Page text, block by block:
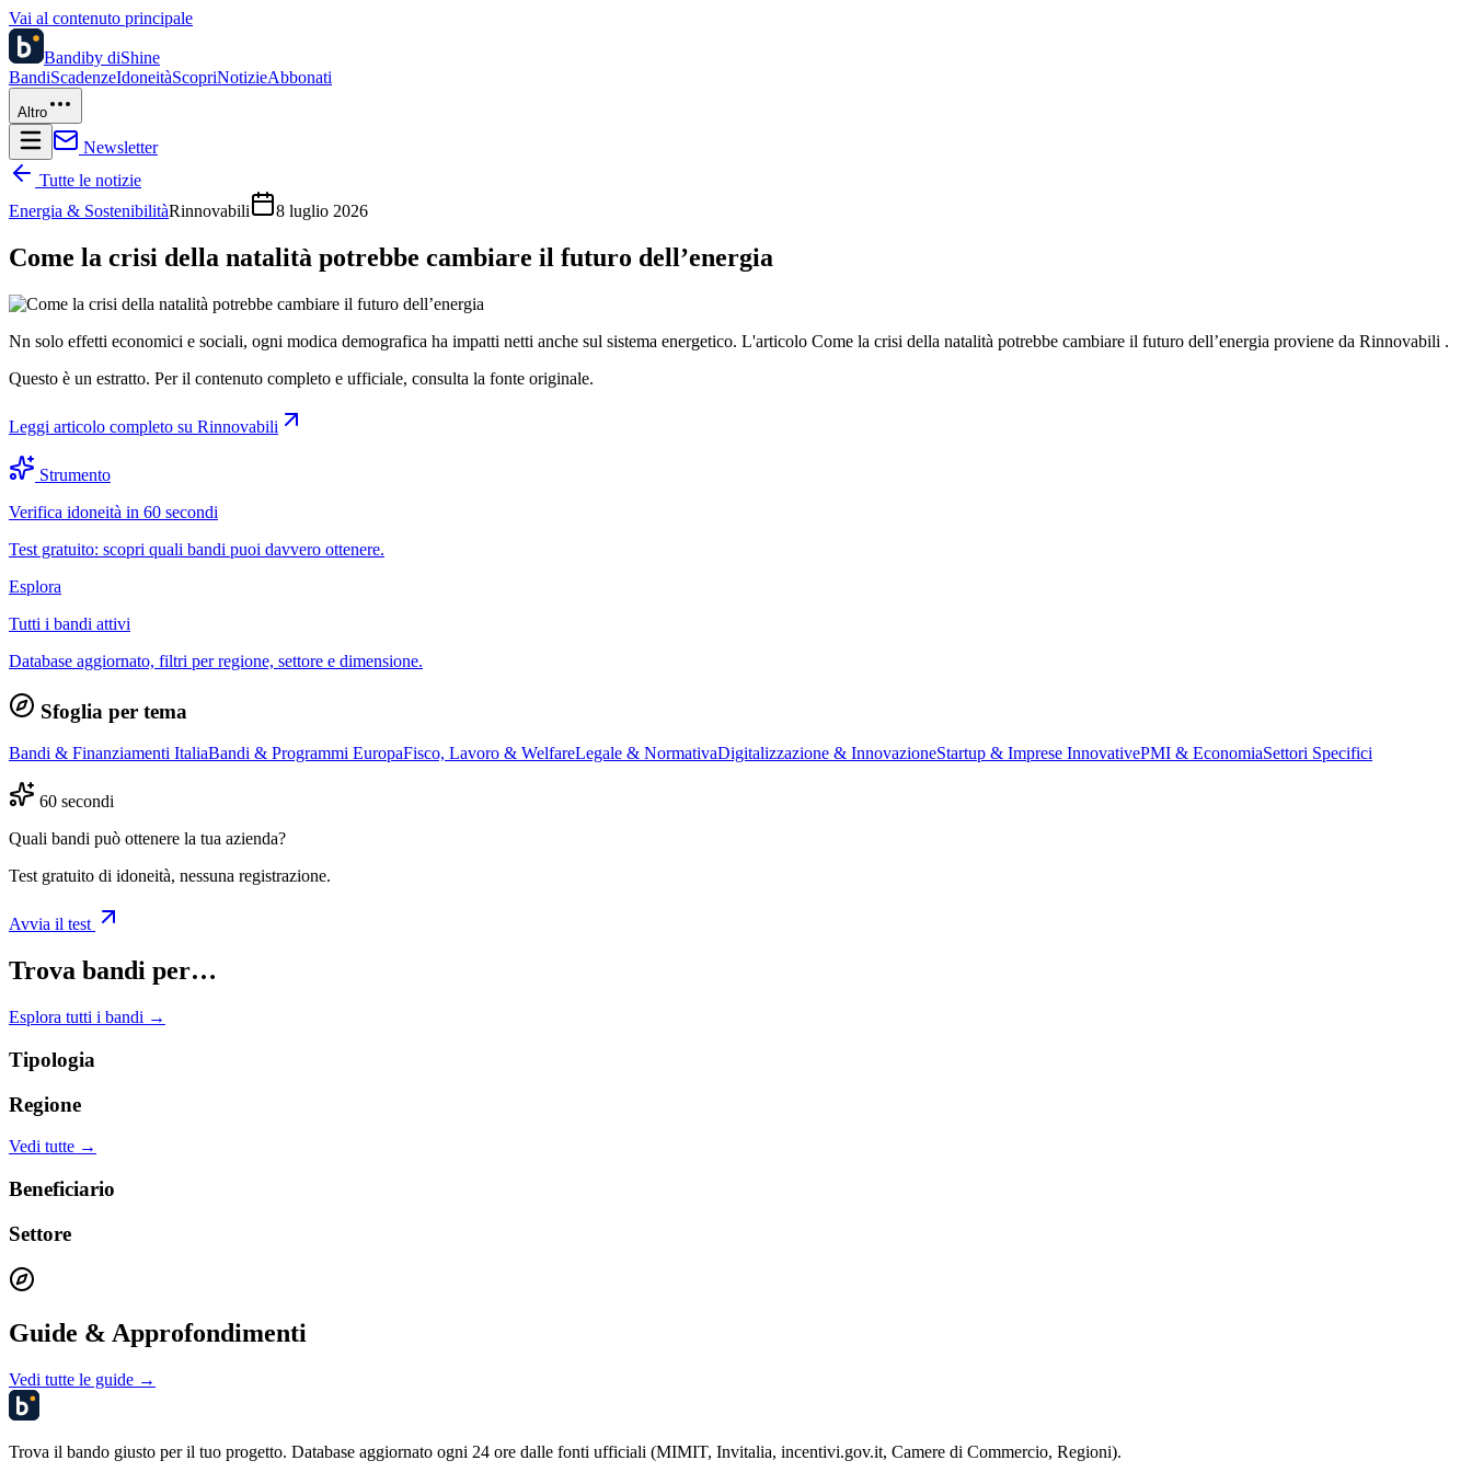
Vai al contenuto principale
Bandiby diShine
BandiScadenzeIdoneitàScopriNotizieAbbonati
Altro
Newsletter
Tutte le notizie
Energia & SostenibilitàRinnovabili 8 luglio 2026
Come la crisi della natalità potrebbe cambiare il futuro dell’energia
Nn solo effetti economici e sociali, ogni modica demografica ha impatti netti anche sul sistema energetico. L'articolo Come la crisi della natalità potrebbe cambiare il futuro dell’energia proviene da Rinnovabili .
Questo è un estratto. Per il contenuto completo e ufficiale, consulta la fonte originale.
Leggi articolo completo su Rinnovabili
Strumento
Verifica idoneità in 60 secondi
Test gratuito: scopri quali bandi puoi davvero ottenere.
Esplora
Tutti i bandi attivi
Database aggiornato, filtri per regione, settore e dimensione.
Sfoglia per tema
Bandi & Finanziamenti ItaliaBandi & Programmi EuropaFisco, Lavoro & WelfareLegale & NormativaDigitalizzazione & InnovazioneStartup & Imprese InnovativePMI & EconomiaSettori Specifici
60 secondi
Quali bandi può ottenere la tua azienda?
Test gratuito di idoneità, nessuna registrazione.
Avvia il test
Trova bandi per…
Esplora tutti i bandi →
Tipologia
Regione
Vedi tutte →
Beneficiario
Settore
Guide & Approfondimenti
Vedi tutte le guide →
Trova il bando giusto per il tuo progetto. Database aggiornato ogni 24 ore dalle fonti ufficiali (MIMIT, Invitalia, incentivi.gov.it, Camere di Commercio, Regioni).